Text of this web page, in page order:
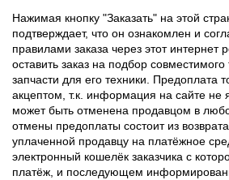
Нажимая кнопку "Заказать" на этой
подтверждает, что он ознакомлен и
правилами заказа через этот интернет
оставить заказ на подбор
запчасти для его техники. Предоплата
акцептом, т.к. информация на сайте не
может быть отменена продавцом в
отмены предоплаты состоит из
уплаченной продавцу на платёжное
электронный кошелёк заказчика с
платёж, и последующем